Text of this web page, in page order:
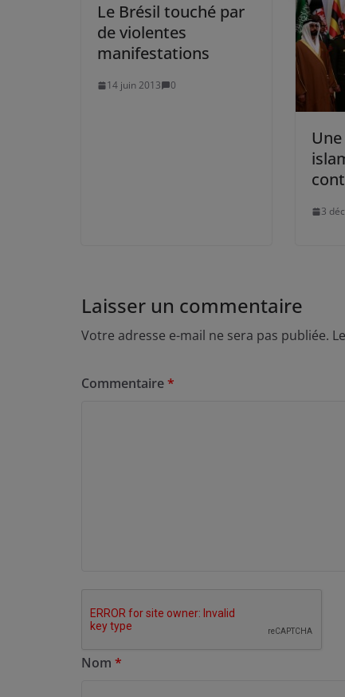
Le Brésil touché par
de violentes
manifestations
14 juin 2013 0
3
Laisser un commentaire
Votre adresse e-mail ne sera pas publiée.
Commentaire*
Nom *